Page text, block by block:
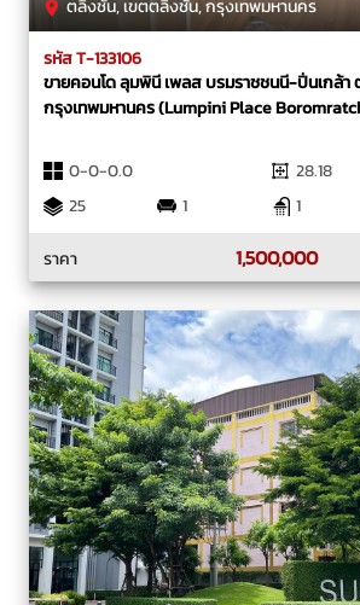
ตลิ่งชัน, เขตตลิ่งชัน, กรุงเทพมหานคร
รหัส T-133106
ขายคอนโด ลุมพินี เพลส บรมราชชนนี-ปิ่นเกล้า
กรุงเทพมหานคร (Lumpini Place
0-0-0.0
28.18
25
1 1
ราคา
1,500,000